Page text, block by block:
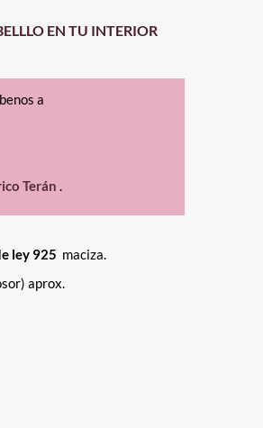
EN TU INTERIOR
a
Terán .
ley 925 maciza.
aprox.